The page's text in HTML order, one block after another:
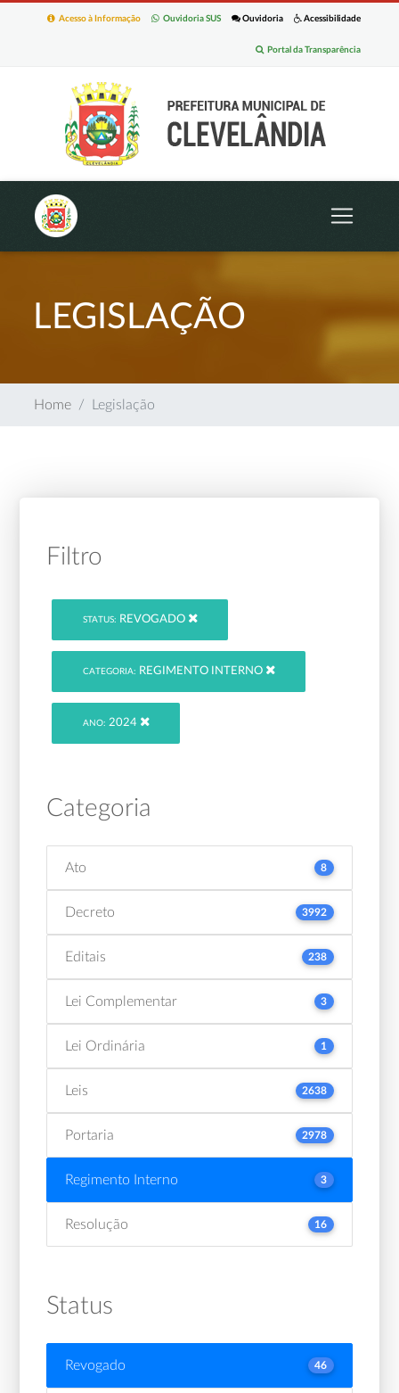
Acessibilidade
Ouvidoria
Ouvidoria SUS
Acesso à Informação
Portal da Transparência
LEGISLAÇÃO
Home Legislação
Filtro
STATUS: REVOGADO
CATEGORIA: REGIMENTO INTERNO
ANO: 2024
Categoria
Ato 8
Decreto 3992
Editais 238
Lei Complementar 3
Lei Ordinária 1
Leis 2638
Portaria 2978
Regimento Interno 3
Resolução 16
Status
Revogado 46